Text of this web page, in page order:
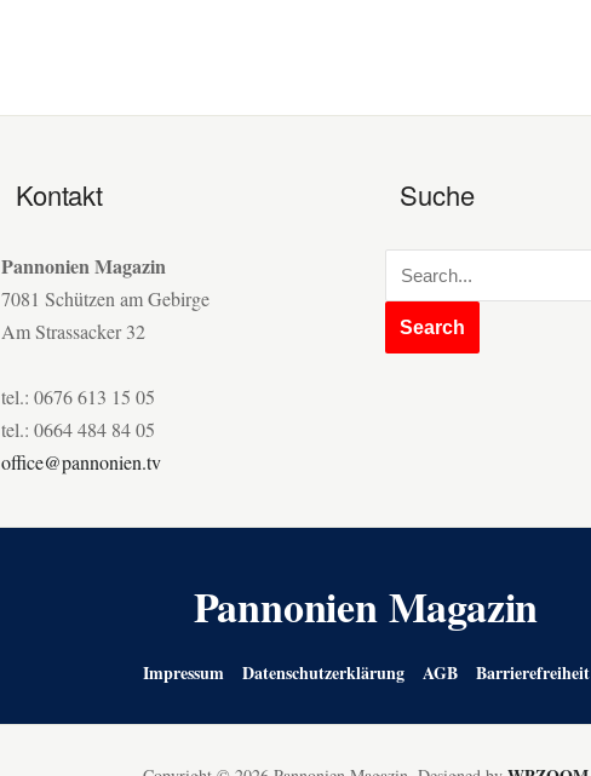
Kontakt
Pannonien Magazin
7081 Schützen am Gebirge
Am Strassacker 32
tel.: 0676 613 15 05
tel.: 0664 484 84 05
office@pannonien.tv
Suche
Pannonien Magazin
Impressum Datenschutzerklärung AGB Barrierefreiheit